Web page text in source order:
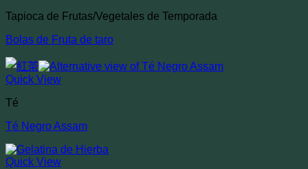
Tapioca de Frutas/Vegetales de Temporada
Bolas de Fruta de taro
Quick View
Té
Té Negro Assam
Quick View